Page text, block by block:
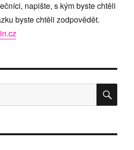
napište, s kým byste chtěli
byste chtěli zodpovědět.